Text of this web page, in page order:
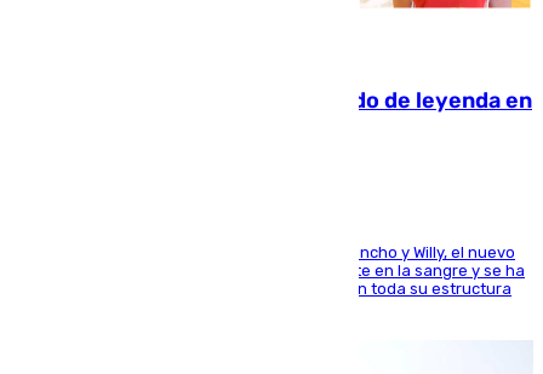
La familia Hernangómez: un legado de leyenda en
Desde los padres hasta la hermana junto a Francho y Willy, el nuevo
jugador del Unicaja lleva este magnífico deporte en la sangre y se ha
ido inculcando de generación en generación en toda su estructura